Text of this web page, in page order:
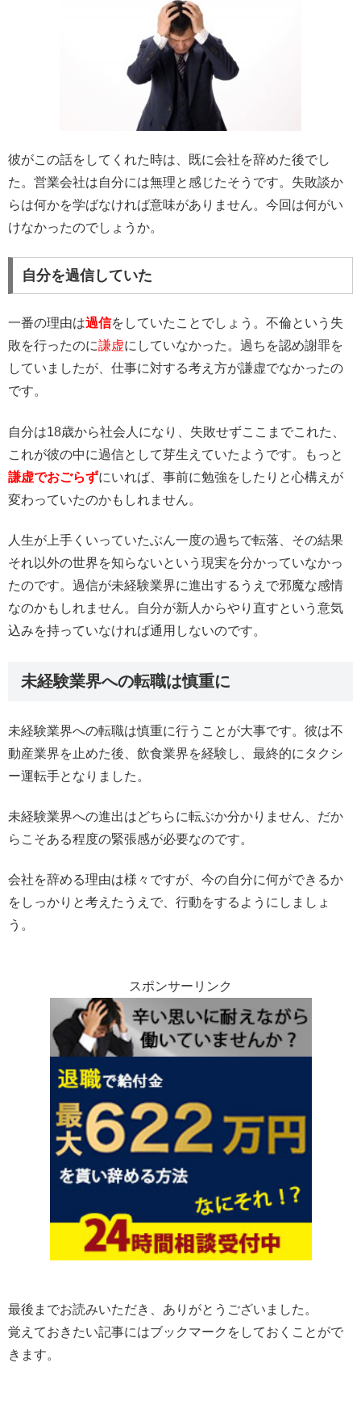
彼がこの話をしてくれた時は、既に会社を辞めた後でし
た。営業会社は自分には無理と感じたそうです。失敗談か
らは何かを学ばなければ意味がありません。今回は何がい
けなかったのでしょうか。
自分を過信していた
一番の理由は過信をしていたことでしょう。不倫という失
敗を行ったのに謙虚にしていなかった。過ちを認め謝罪を
していましたが、仕事に対する考え方が謙虚でなかったの
です。
自分は18歳から社会人になり、失敗せずここまでこれた、
これが彼の中に過信として芽生えていたようです。もっと
謙虚でおごらずにいれば、事前に勉強をしたりと心構えが
変わっていたのかもしれません。
人生が上手くいっていたぶん一度の過ちで転落、その結果
それ以外の世界を知らないという現実を分かっていなかっ
たのです。過信が未経験業界に進出するうえで邪魔な感情
なのかもしれません。自分が新人からやり直すという意気
込みを持っていなければ通用しないのです。
未経験業界への転職は慎重に
未経験業界への転職は慎重に行うことが大事です。彼は不
動産業界を止めた後、飲食業界を経験し、最終的にタクシ
ー運転手となりました。
未経験業界への進出はどちらに転ぶか分かりません、だか
らこそある程度の緊張感が必要なのです。
会社を辞める理由は様々ですが、今の自分に何ができるか
をしっかりと考えたうえで、行動をするようにしましょ
う。
スポンサーリンク
最後までお読みいただき、ありがとうございました。
覚えておきたい記事にはブックマークをしておくことがで
きます。